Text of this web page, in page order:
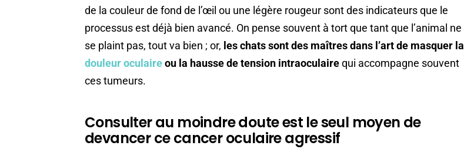
de la couleur de fond de l’œil ou une légère rougeur sont des indicateurs que le
processus est déjà bien avancé. On pense souvent à tort que tant que l’animal ne
se plaint pas, tout va bien ; or, les chats sont des maîtres dans l’art de masquer la
douleur oculaireou la hausse de tension intraoculairequi accompagne souvent
ces tumeurs.
Consulter au moindre doute est le seul moyen de
devancer ce cancer oculaire agressif